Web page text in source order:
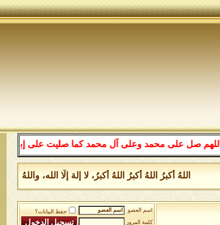
صل على محمد وعلى آل محمد كما صليت على إبراهيم
اللهُ أكبرُ اللهُ أكبرُ اللهُ أكبرُ، لا إلهَ إلَّا الله، واللهُ
اسم العضو
حفظ البيانات؟
كلمة المرور